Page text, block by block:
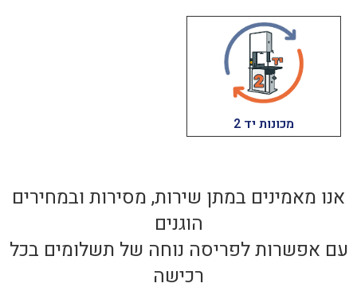
מכונות יד 2
אנו מאמינים במתן שירות, מסירות ובמחירים
הוגנים
עם אפשרות לפריסה נוחה של תשלומים בכל
רכישה